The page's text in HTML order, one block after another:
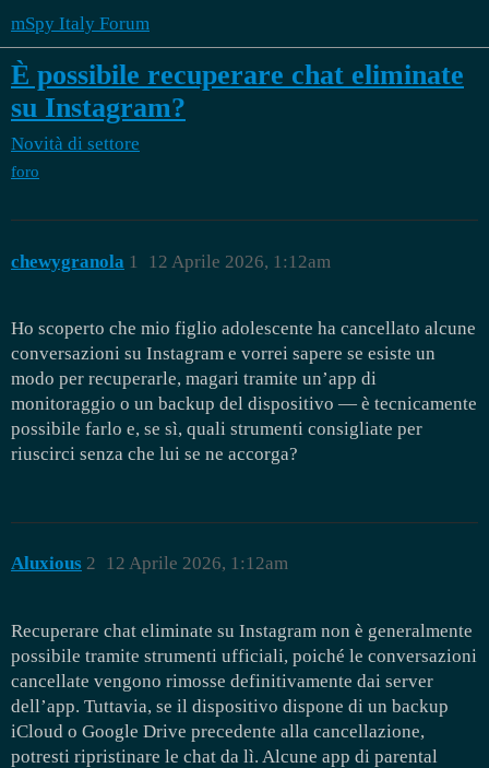
mSpy Italy Forum
È possibile recuperare chat eliminate
su Instagram?
Novità di settore
foro
chewygranola 12 Aprile 2026, 1:12am
1
Ho scoperto che mio figlio adolescente ha cancellato alcune
conversazioni su Instagram e vorrei sapere se esiste un
modo per recuperarle, magari tramite un’app di
monitoraggio o un backup del dispositivo — è tecnicamente
possibile farlo e, se sì, quali strumenti consigliate per
riuscirci senza che lui se ne accorga?
Aluxious 12 Aprile 2026, 1:12am
2
Recuperare chat eliminate su Instagram non è generalmente
possibile tramite strumenti ufficiali, poiché le conversazioni
cancellate vengono rimosse definitivamente dai server
dell’app. Tuttavia, se il dispositivo dispone di un backup
iCloud o Google Drive precedente alla cancellazione,
potresti ripristinare le chat da lì. Alcune app di parental